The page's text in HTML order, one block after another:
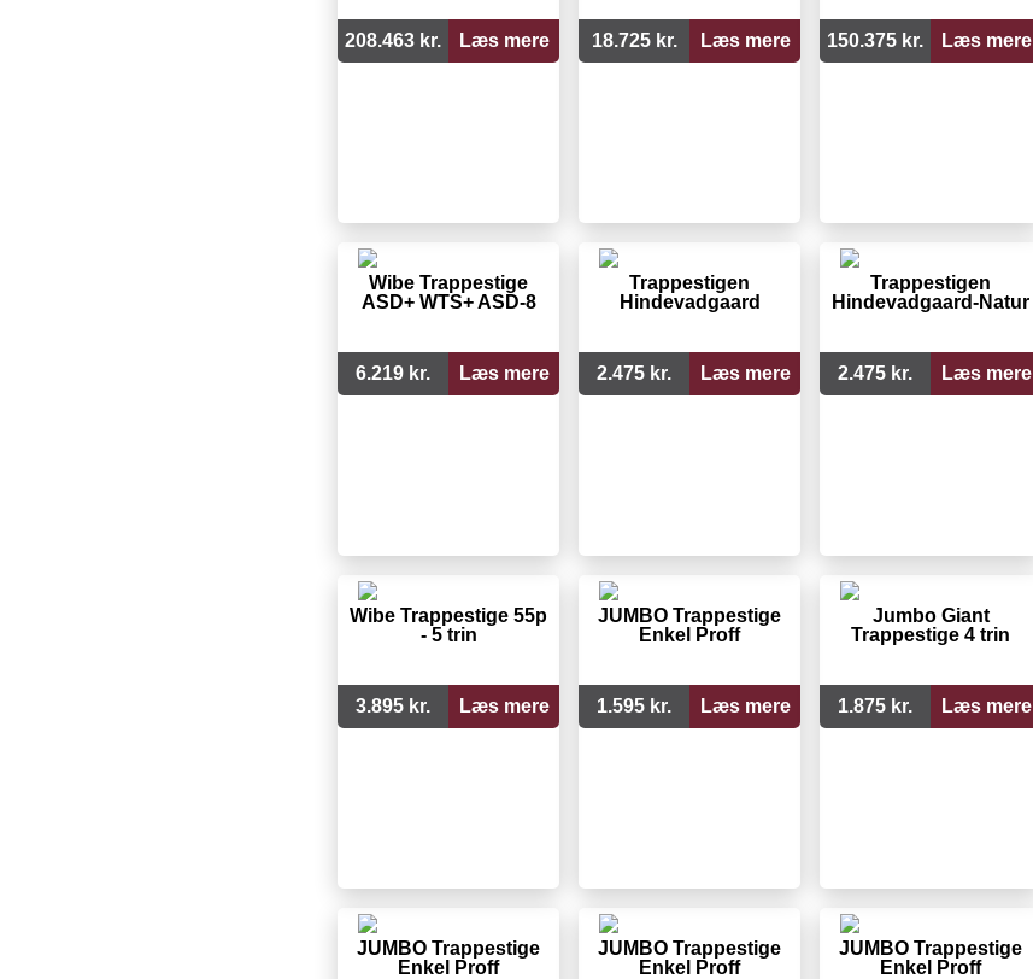
208.463 kr. Læs mere 18.725 kr. Læs mere 150.375 kr. Læs mere
Wibe Trappestige
ASD+ WTS+ ASD-8
6.219 kr. Læs mere
Trappestigen
Hindevadgaard
2.475 kr. Læs mere
Trappestigen
Hindevadgaard-Natur
2.475 kr. Læs mere
Wibe Trappestige 55p
- 5 trin
3.895 kr. Læs mere
JUMBO Trappestige
Enkel Proff
1.595 kr. Læs mere
Jumbo Giant
Trappestige 4 trin
1.875 kr. Læs mere
JUMBO Trappestige
Enkel Proff
JUMBO Trappestige
Enkel Proff
JUMBO Trappestige
Enkel Proff